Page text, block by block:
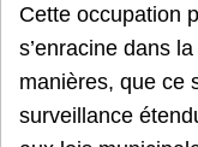
Cette occupation
s’enracine dans
manières, que ce
surveillance